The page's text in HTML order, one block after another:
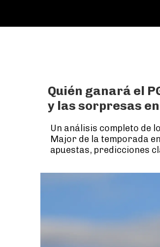
Quién ganará el
y las sorpresas
Un análisis completo de
Major de la temporada
apuestas, predicciones